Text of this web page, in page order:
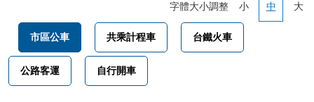
字體大小調整 小 中 大
市區公車 共乘計程車 台鐵火車
公路客運 自行開車